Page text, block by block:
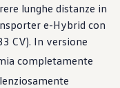
lunghe distanze in
e-Hybrid con
CV). In versione
completamente